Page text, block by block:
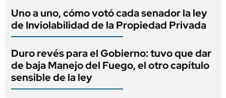
Uno a uno, cómo votó cada senador la ley
de Inviolabilidad de la Propiedad Privada
Duro revés para el Gobierno: tuvo que dar
de baja Manejo del Fuego, el otro capítulo
sensible de la ley